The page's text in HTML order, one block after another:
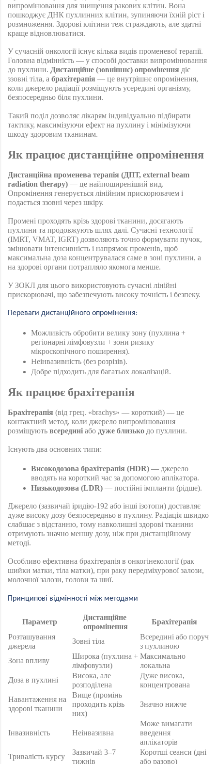
випромінювання для знищення ракових клітин. Вона
пошкоджує ДНК пухлинних клітин, зупиняючи їхній ріст і
розмноження. Здорові клітини теж страждають, але здатні
краще відновлюватися.
У сучасній онкології існує кілька видів променевої терапії.
Головна відмінність — у способі доставки випромінювання
до пухлини. Дистанційне (зовнішнє) опромінення діє
ззовні тіла, а брахітерапія — це внутрішнє опромінення,
коли джерело радіації розміщують усередині організму,
безпосередньо біля пухлини.
Такий поділ дозволяє лікарям індивідуально підбирати
тактику, максимізуючи ефект на пухлину і мінімізуючи
шкоду здоровим тканинам.
Як працює дистанційне опромінення
Дистанційна променева терапія (ДПТ, external beam
radiation therapy) — це найпоширеніший вид.
Опромінення генерується лінійним прискорювачем і
подається ззовні через шкіру.
Промені проходять крізь здорові тканини, досягають
пухлини та продовжують шлях далі. Сучасні технології
(IMRT, VMAT, IGRT) дозволяють точно формувати пучок,
змінювати інтенсивність і напрямок променів, щоб
максимальна доза концентрувалася саме в зоні пухлини, а
на здорові органи потрапляло якомога менше.
У ЗОКЛ для цього використовують сучасні лінійні
прискорювачі, що забезпечують високу точність і безпеку.
Переваги дистанційного опромінення:
Можливість обробити велику зону (пухлина +
регіонарні лімфовузли + зони ризику
мікроскопічного поширення).
Неінвазивність (без розрізів).
Добре підходить для багатьох локалізацій.
Як працює брахітерапія
Брахітерапія (від грец. «brachys» — короткий) — це
контактний метод, коли джерело випромінювання
розміщують всередині або дуже близько до пухлини.
Існують два основних типи:
Високодозова брахітерапія (HDR) — джерело
вводять на короткий час за допомогою аплікатора.
Низькодозова (LDR) — постійні імпланти (рідше).
Джерело (зазвичай іридію-192 або інші ізотопи) доставляє
дуже високу дозу безпосередньо в пухлину. Радіація швидко
слабшає з відстанню, тому навколишні здорові тканини
отримують значно меншу дозу, ніж при дистанційному
методі.
Особливо ефективна брахітерапія в онкогінекології (рак
шийки матки, тіла матки), при раку передміхурової залози,
молочної залози, голови та шиї.
Принципові відмінності між методами
Параметр
Дистанційне
опромінення
Брахітерапія
Розташування
джерела
Зовні тіла
Всередині або поруч
з пухлиною
Зона впливу
Широка (пухлина +
лімфовузли)
Максимально
локальна
Доза в пухлині
Висока, але
розподілена
Дуже висока,
концентрована
Навантаження на
здорові тканини
Вище (промінь
проходить крізь
них)
Значно нижче
Інвазивність Неінвазивна
Може вимагати
введення
аплікаторів
Тривалість курсу
Зазвичай 3–7
тижнів
Коротші сеанси (дні
або разово)